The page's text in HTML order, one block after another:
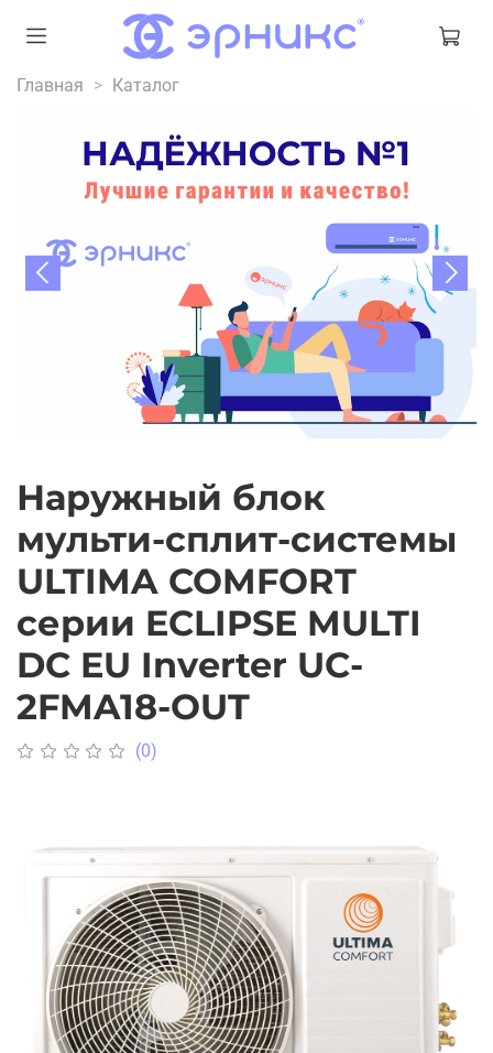
Главная Каталог
Наружный блок
мульти-сплит-системы
ULTIMA COMFORT
серии ECLIPSE MULTI
DC EU Inverter UC-
2FMA18-OUT
(0)